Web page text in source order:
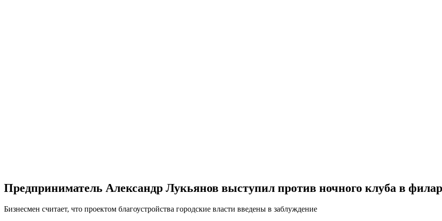
Предприниматель Александр Лукьянов выступил против ночного клуба в
Бизнесмен считает, что проектом благоустройства городские власти введены в заблуждение